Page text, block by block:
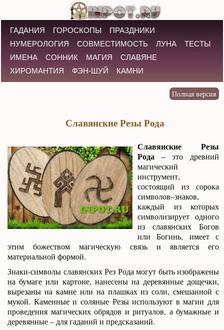
ГАДАНИЯ ГОРОСКОПЫ
ПРАЗДНИКИ
НУМЕРОЛОГИЯ
СОВМЕСТИМОСТЬ ЛУНА
ТЕСТЫ
ИМЕНА
СОННИК МАГИЯ
СЛАВЯНЕ
ХИРОМАНТИЯ
ФЭН-ШУЙ КАМНИ
Славянские Резы Рода
Славянские Резы
Рода – это древний
магический
инструмент,
состоящий из сорока
символов–знаков,
каждый из которых
символизирует одного
из славянских Богов
или Богинь, имеет с
этим божеством магическую связь и является его
материальной формой.
Знаки-символы славянских Рез Рода могут быть изображены
на бумаге или картоне, нанесены на деревянные дощечки,
вырезаны на камне или на плашках из соли, смешанной с
мукой. Каменные и соляные Резы используют в магии для
проведения магических обрядов и ритуалов, а бумажные и
деревянные – для гаданий и предсказаний.